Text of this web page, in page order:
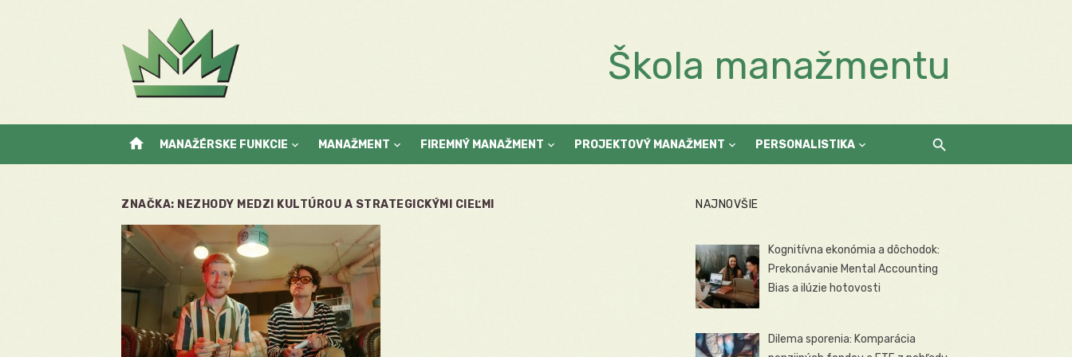
Škola manažmentu
home MANAŽÉRSKE FUNKCIE MANAŽMENT FIREMNÝ MANAŽMENT PROJEKTOVÝ MANAŽMENT PERSONALISTIKA
ZNAČKA: NEZHODY MEDZI KULTÚROU A STRATEGICKÝMI CIEĽMI NAJNOVŠIE
Kognitívna ekonómia a dôchodok:
Prekonávanie Mental Accounting
Bias a ilúzie hotovosti
Dilema sporenia: Komparácia